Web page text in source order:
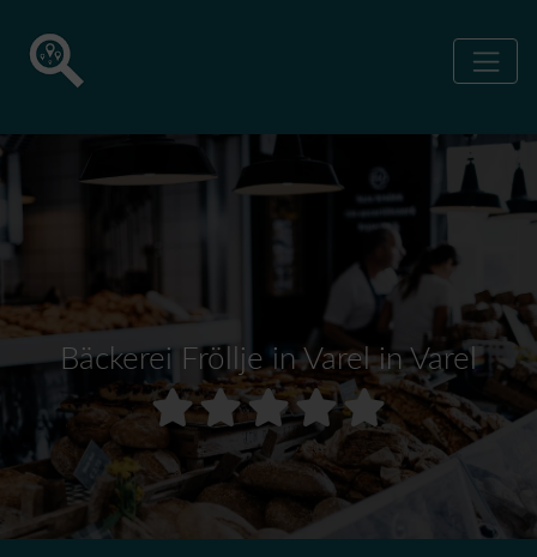
Bäckerei Fröllje in Varel in Varel